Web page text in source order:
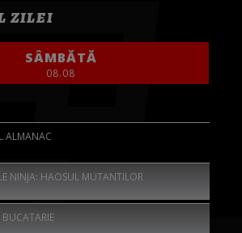
ZILEI
SÂMBĂTĂ
08.08
ALMANAC
NINJA: HAOSUL MUTANTILOR